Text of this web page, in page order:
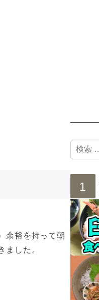
余裕を持って朝
した。
検
索